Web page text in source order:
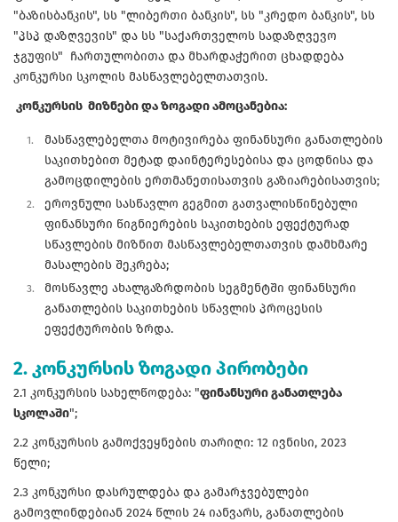
"ბაზისბანკის", სს "ლიბერთი ბანკის", სს "კრედო ბანკის", სს
"პსპ დაზღვევის" და სს "საქართველოს სადაზღვევო
ჯგუფის" ჩართულობითა და მხარდაჭერით ცხადდება
კონკურსი სკოლის მასწავლებელთათვის.
კონკურსის მიზნები და ზოგადი ამოცანებია:
მასწავლებელთა მოტივირება ფინანსური განათლების
საკითხებით მეტად დაინტერესებისა და ცოდნისა და
გამოცდილების ერთმანეთისათვის გაზიარებისათვის;
ეროვნული სასწავლო გეგმით გათვალისწინებული
ფინანსური წიგნიერების საკითხების ეფექტურად
სწავლების მიზნით მასწავლებელთათვის დამხმარე
მასალების შეკრება;
მოსწავლე ახალგაზრდობის სეგმენტში ფინანსური
განათლების საკითხების სწავლის პროცესის
ეფექტურობის ზრდა.
2. კონკურსის ზოგადი პირობები
2.1 კონკურსის სახელწოდება: "ფინანსური განათლება
სკოლაში";
2.2 კონკურსის გამოქვეყნების თარიღი: 12 ივნისი, 2023
წელი;
2.3 კონკურსი დასრულდება და გამარჯვებულები
გამოვლინდებიან 2024 წლის 24 იანვარს, განათლების